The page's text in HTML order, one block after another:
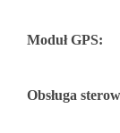
Moduł GPS:
Obsługa